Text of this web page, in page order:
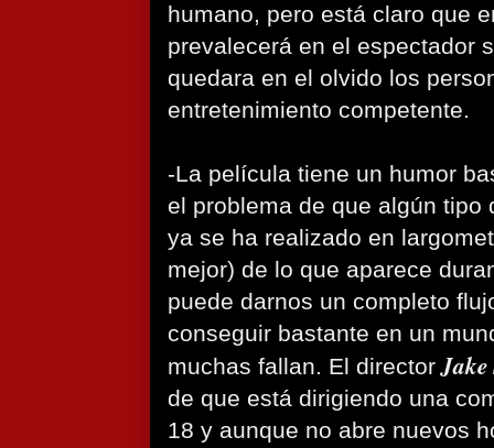
humano, pero está claro que
prevalecerá en el espectador
quedara en el olvido los
entretenimiento competente.
-La película tiene un humor
el problema de que algún tipo
ya se ha realizado en
mejor) de lo que aparece
puede darnos un completo
conseguir bastante en un
muchas fallan. El directorJake
de que está dirigiendo una
18 y aunque no abre nuevos